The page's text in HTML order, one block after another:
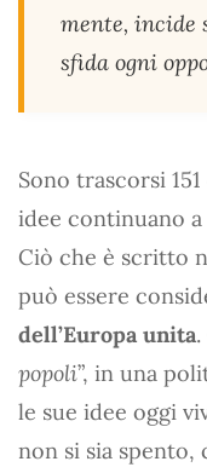
mente, incide
sfida ogni
Sono trascorsi
idee continuano
Ciò che è scritto
può essere
dell’Europa unita
popoli”, in una
le sue idee oggi
non si sia spento,